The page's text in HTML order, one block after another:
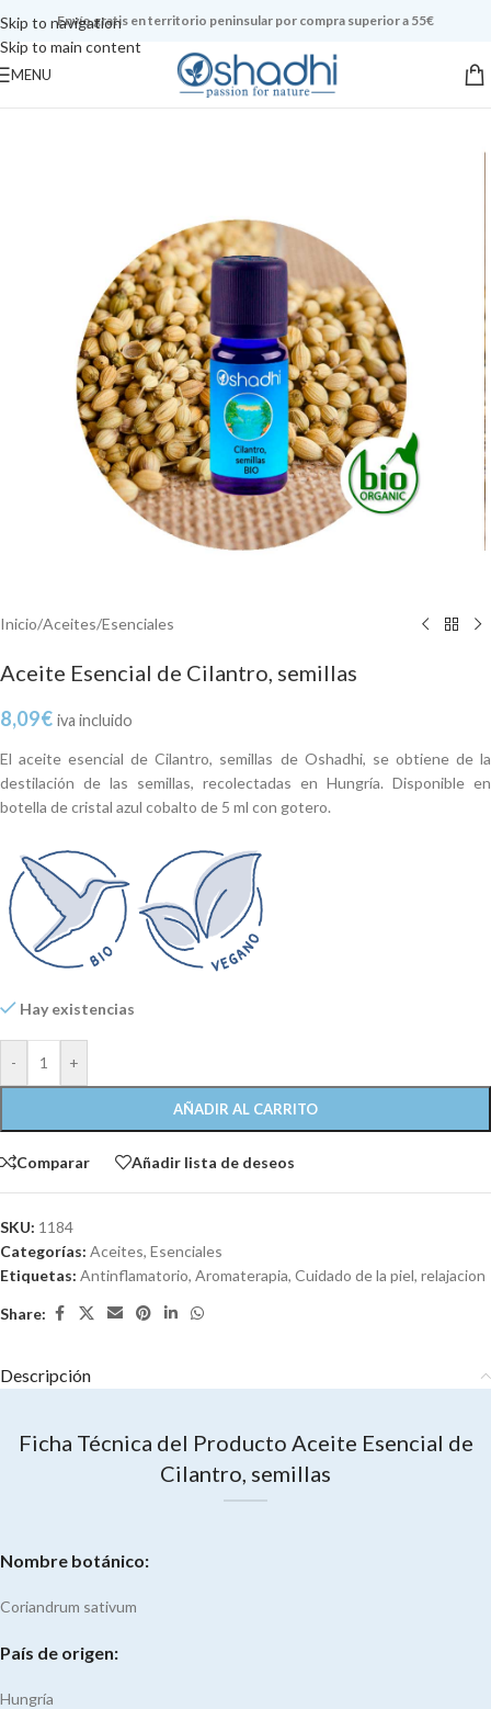
Skip to navigation
Skip to main content
Envío gratis en territorio peninsular por compra superior a 55€
MENU
Inicio/Aceites/Esenciales
Aceite Esencial de Cilantro, semillas
8,09€ iva incluido
El aceite esencial de Cilantro, semillas de Oshadhi, se obtiene de la
destilación de las semillas, recolectadas en Hungría. Disponible en
botella de cristal azul cobalto de 5 ml con gotero.
Hay existencias
- +
AÑADIR AL CARRITO
Comparar Añadir lista de deseos
SKU: 1184
Categorías: Aceites, Esenciales
Etiquetas: Antinflamatorio, Aromaterapia, Cuidado de la piel, relajacion
Share:
Descripción
Ficha Técnica del Producto Aceite Esencial de
Cilantro, semillas
Nombre botánico:
Coriandrum sativum
País de origen:
Hungría